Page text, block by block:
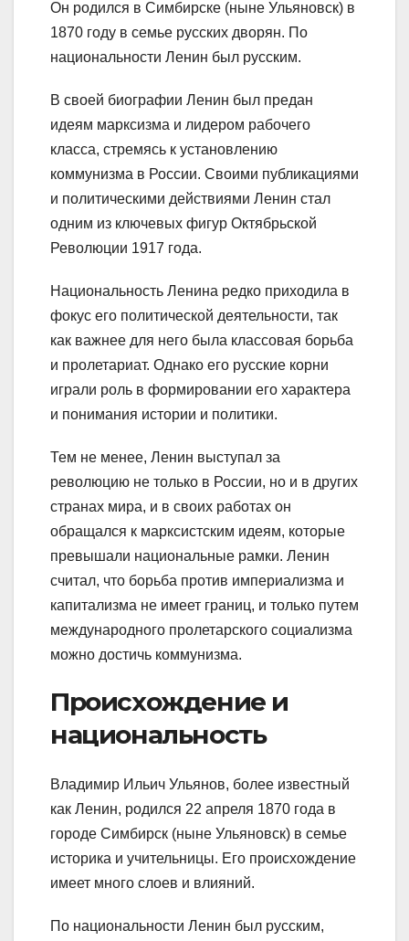
Он родился в Симбирске (ныне Ульяновск) в
1870 году в семье русских дворян. По
национальности Ленин был русским.
В своей биографии Ленин был предан
идеям марксизма и лидером рабочего
класса, стремясь к установлению
коммунизма в России. Своими публикациями
и политическими действиями Ленин стал
одним из ключевых фигур Октябрьской
Революции 1917 года.
Национальность Ленина редко приходила в
фокус его политической деятельности, так
как важнее для него была классовая борьба
и пролетариат. Однако его русские корни
играли роль в формировании его характера
и понимания истории и политики.
Тем не менее, Ленин выступал за
революцию не только в России, но и в других
странах мира, и в своих работах он
обращался к марксистским идеям, которые
превышали национальные рамки. Ленин
считал, что борьба против империализма и
капитализма не имеет границ, и только путем
международного пролетарского социализма
можно достичь коммунизма.
Происхождение и
национальность
Владимир Ильич Ульянов, более известный
как Ленин, родился 22 апреля 1870 года в
городе Симбирск (ныне Ульяновск) в семье
историка и учительницы. Его происхождение
имеет много слоев и влияний.
По национальности Ленин был русским,